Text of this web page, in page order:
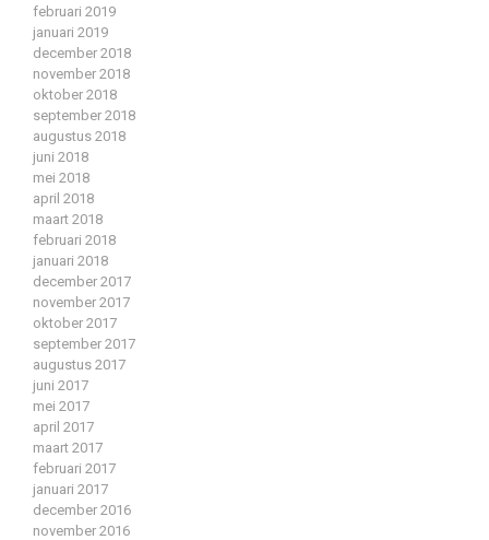
februari 2019
januari 2019
december 2018
november 2018
oktober 2018
september 2018
augustus 2018
juni 2018
mei 2018
april 2018
maart 2018
februari 2018
januari 2018
december 2017
november 2017
oktober 2017
september 2017
augustus 2017
juni 2017
mei 2017
april 2017
maart 2017
februari 2017
januari 2017
december 2016
november 2016